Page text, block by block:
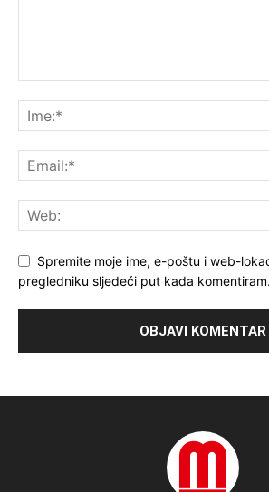
Spremite moje ime, e-poštu i web-
pregledniku sljedeći put kada komentiram.